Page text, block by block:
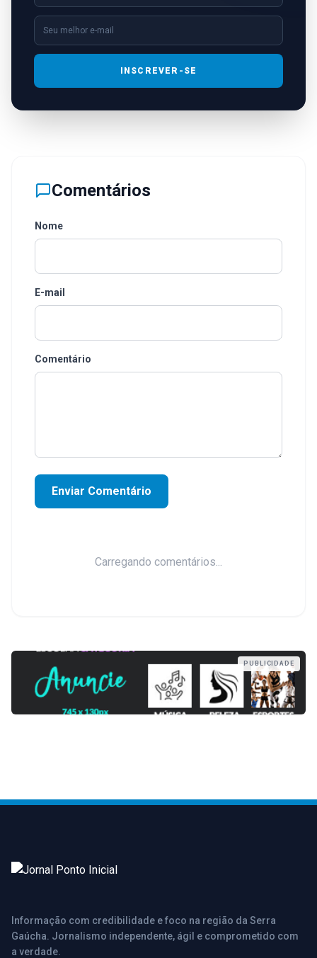
INSCREVER-SE
Comentários
Nome
E-mail
Comentário
Enviar Comentário
Carregando comentários...
PUBLICIDADE
Informação com credibilidade e foco na região da Serra
Gaúcha. Jornalismo independente, ágil e comprometido com
a verdade.